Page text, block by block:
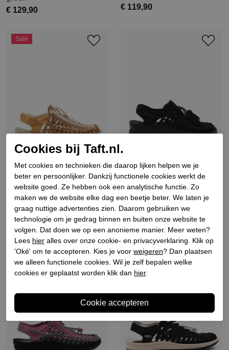
€ 129,90
€ 119,90
Sale
Keen
Dames sandalen oranje
€ 119,90 € 95,92
Keen
Dames sandalen plateau
zwart
€ 159,90
Sale
Cookies bij Taft.nl.
Met cookies en technieken die daarop lijken helpen we je
beter en persoonlijker. Dankzij functionele cookies werkt de
website goed. Ze hebben ook een analytische functie. Zo
maken we de website elke dag een beetje beter. We laten je
graag nuttige advertenties zien. Daarom gebruiken we
technologie om je gedrag binnen en buiten onze website te
volgen. Dat doen we op een anonieme manier. Meer weten?
Lees hier alles over onze cookie- en privacyverklaring. Klik op
'Oké' om te accepteren. Kies je voor weigeren? Dan plaatsen
we alleen functionele cookies. Wil je zelf bepalen welke
cookies er geplaatst worden klik dan hier.